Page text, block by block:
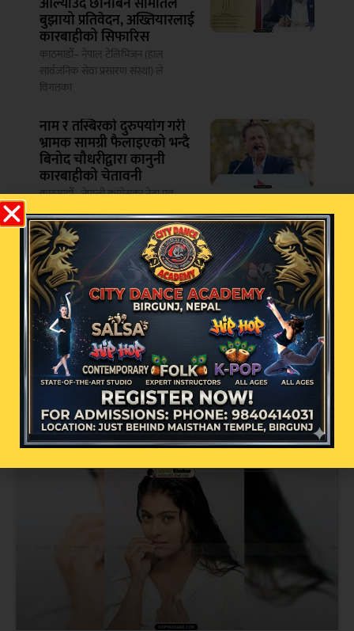
बुझायो प्रतिवेदन, अख्तियारलाई
कारबाहीको सिफारिस
काठमाडौँ– नेपाल टेलिभिजन (हाल
सार्वजनिक सेवा प्रसारण संस्था) ले
विगतका
नाम र तस्बिरको दुरुपयोग गरी
भ्रामक सामग्री फैलाइएको भन्दै
बिनोद चौधरीद्वारा कानुनी
कारबाहीको चेतावनी
काठमाडौँ– नेपाली कांग्रेसका नेता एवं
प्रसिद्ध उद्योगपति बिनोद चौधरीले आफ्नो
दुई साताभित्र एलपी ग्यासको
आपूर्ति सहज हुने निगमको दाबी
काठमाडौं – नेपाल आयल निगमका निमित्त
कार्यकारी निर्देशक दीपक बरालले बजारमा
सम्बन्धित खबर